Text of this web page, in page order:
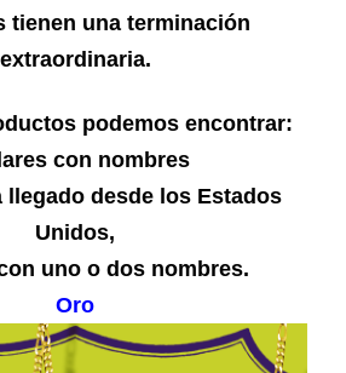
tienen una terminación
extraordinaria.
podemos encontrar:
con nombres
llegado desde los Estados
Unidos,
uno o dos nombres.
Oro